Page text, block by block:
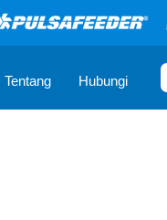
Tentang Hubungi